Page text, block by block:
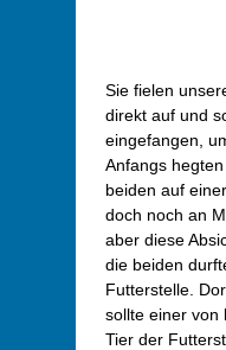
Sie fielen
direkt auf und
eingefangen,
Anfangs
beiden auf
doch noch an
aber diese
die beiden
Futterstelle.
sollte einer von
Tier der